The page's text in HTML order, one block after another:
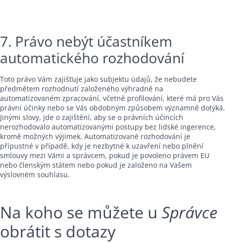
7. Právo nebýt účastníkem
automatického rozhodování
Toto právo Vám zajišťuje jako subjektu údajů, že nebudete
předmětem rozhodnutí založeného výhradně na
automatizovaném zpracování, včetně profilování, které má pro Vás
právní účinky nebo se Vás obdobným způsobem významně dotýká.
Jinými slovy, jde o zajištění, aby se o právních účincích
nerozhodovalo automatizovanými postupy bez lidské ingerence,
kromě možných výjimek. Automatizované rozhodování je
přípustné v případě, kdy je nezbytné k uzavření nebo plnění
smlouvy mezi Vámi a správcem, pokud je povoleno právem EU
nebo členským státem nebo pokud je založeno na Vašem
výslovném souhlasu.
Na koho se můžete u Správce
obrátit s dotazy